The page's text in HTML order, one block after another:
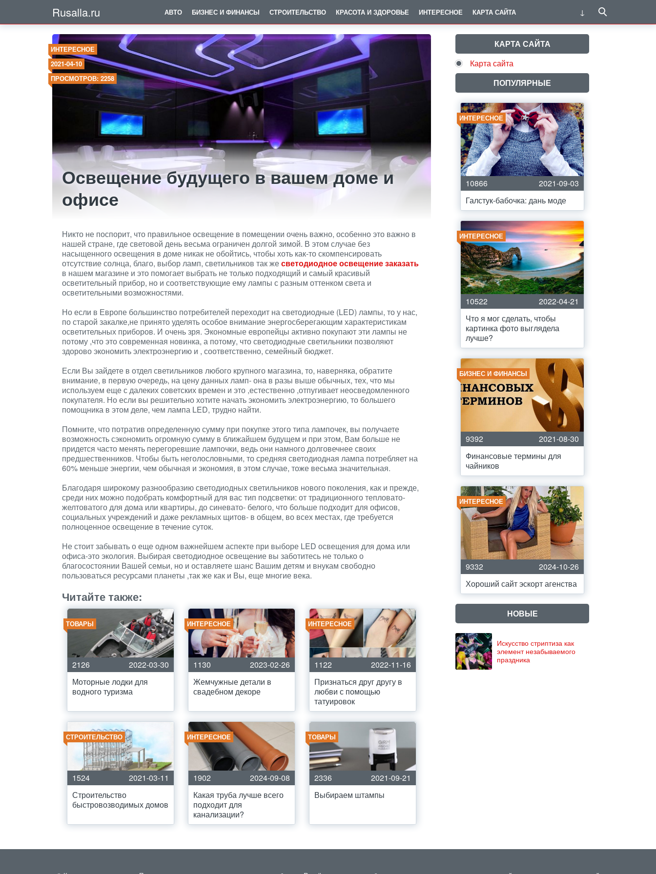
Rusalla.ru АВТО БИЗНЕС И ФИНАНСЫ СТРОИТЕЛЬСТВО КРАСОТА И ЗДОРОВЬЕ ИНТЕРЕСНОЕ КАРТА САЙТА
ИНТЕРЕСНОЕ
2021-04-10
ПРОСМОТРОВ: 2258
Освещение будущего в вашем доме и
офисе
Никто не поспорит, что правильное освещение в помещении очень важно, особенно это важно в
нашей стране, где световой день весьма ограничен долгой зимой. В этом случае без
насыщенного освещения в доме никак не обойтись, чтобы хоть как-то скомпенсировать
отсутствие солнца, благо, выбор ламп, светильников так жесветодиодное освещение заказать
в нашем магазине и это помогает выбрать не только подходящий и самый красивый
осветительный прибор, но и соответствующие ему лампы с разным оттенком света и
осветительными возможностями.
Но если в Европе большинство потребителей переходит на светодиодные (LED) лампы, то у нас,
по старой закалке,не принято уделять особое внимание энергосберегающим характеристикам
осветительных приборов. И очень зря. Экономные европейцы активно покупают эти лампы не
потому ,что это современная новинка, а потому, что светодиодные светильники позволяют
здорово экономить электроэнергию и , соответственно, семейный бюджет.
Если Вы зайдете в отдел светильников любого крупного магазина, то, наверняка, обратите
внимание, в первую очередь, на цену данных ламп- она в разы выше обычных, тех, что мы
используем еще с далеких советских времен и это ,естественно ,отпугивает неосведомленного
покупателя. Но если вы решительно хотите начать экономить электроэнергию, то большего
помощника в этом деле, чем лампа LED, трудно найти.
Помните, что потратив определенную сумму при покупке этого типа лампочек, вы получаете
возможность сэкономить огромную сумму в ближайшем будущем и при этом, Вам больше не
придется часто менять перегоревшие лампочки, ведь они намного долговечнее своих
предшественников. Чтобы быть неголословными, то средняя светодиодная лампа потребляет на
60% меньше энергии, чем обычная и экономия, в этом случае, тоже весьма значительная.
Благодаря широкому разнообразию светодиодных светильников нового поколения, как и прежде,
среди них можно подобрать комфортный для вас тип подсветки: от традиционного тепловато-
желтоватого для дома или квартиры, до синевато- белого, что больше подходит для офисов,
социальных учреждений и даже рекламных щитов- в общем, во всех местах, где требуется
полноценное освещение в течение суток.
Не стоит забывать о еще одном важнейшем аспекте при выборе LED освещения для дома или
офиса-это экология. Выбирая светодиодное освещение вы заботитесь не только о
благосостоянии Вашей семьи, но и оставляете шанс Вашим детям и внукам свободно
пользоваться ресурсами планеты ,так же как и Вы, еще многие века.
Читайте также:
ТОВАРЫ
2126
2022-03-30
Моторные лодки для
водного туризма
ИНТЕРЕСНОЕ
1130
2023-02-26
Жемчужные детали в
свадебном декоре
ИНТЕРЕСНОЕ
1122
2022-11-16
Признаться друг другу в
любви с помощью
татуировок
СТРОИТЕЛЬСТВО
1524
2021-03-11
Строительство
быстровозводимых домов
ИНТЕРЕСНОЕ
1902
2024-09-08
Какая труба лучше всего
подходит для
канализации?
ТОВАРЫ
2336
2021-09-21
Выбираем штампы
КАРТА САЙТА
Карта сайта
ПОПУЛЯРНЫЕ
ИНТЕРЕСНОЕ
10866
2021-09-03
Галстук-бабочка: дань моде
ИНТЕРЕСНОЕ
10522
2022-04-21
Что я мог сделать, чтобы
картинка фото выглядела
лучше?
БИЗНЕС И ФИНАНСЫ
9392
2021-08-30
Финансовые термины для
чайников
ИНТЕРЕСНОЕ
9332
2024-10-26
Хороший сайт эскорт агенства
НОВЫЕ
Искусство стриптиза как
элемент незабываемого
праздника